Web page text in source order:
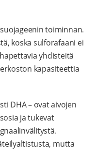
toiminnan.
koska sulforafaani ei
yhdisteitä
kapasiteettia
DHA – ovat aivojen
ja tukevat
mutta